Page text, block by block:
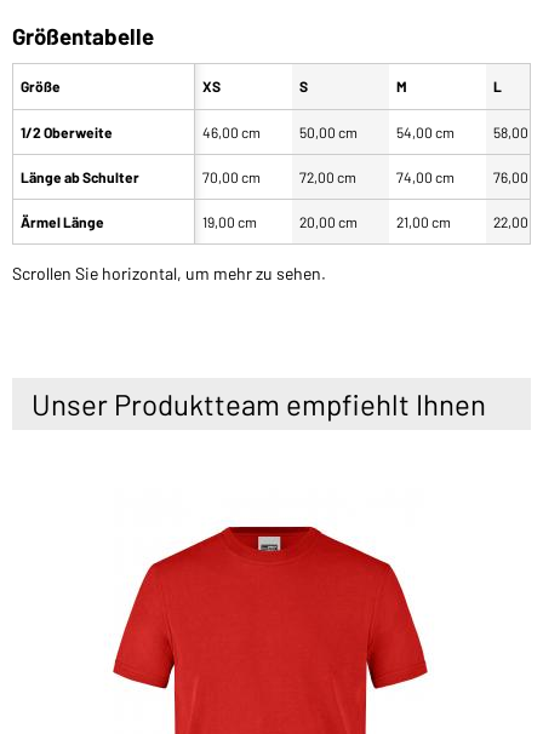
Größentabelle
Größe
1/2 Oberweite
Länge ab Schulter
Ärmel Länge
XS S M L
46,00 cm 50,00 cm 54,00 cm 58,00
70,00 cm 72,00 cm 74,00 cm 76,00
19,00 cm 20,00 cm 21,00 cm 22,00
Scrollen Sie horizontal, um mehr zu sehen.
Unser Produktteam empfiehlt Ihnen